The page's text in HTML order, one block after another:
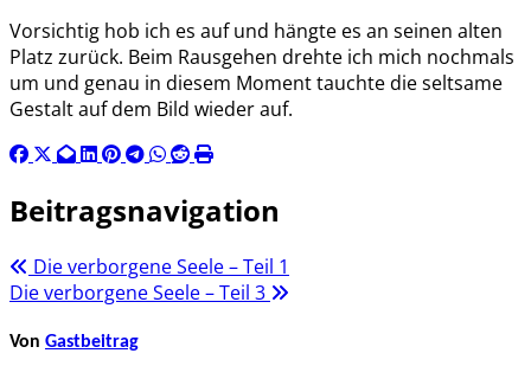
Vorsichtig hob ich es auf und hängte es an seinen alten
Platz zurück. Beim Rausgehen drehte ich mich nochmals
um und genau in diesem Moment tauchte die seltsame
Gestalt auf dem Bild wieder auf.
Beitragsnavigation
Die verborgene Seele – Teil 1
Die verborgene Seele – Teil 3
Von Gastbeitrag